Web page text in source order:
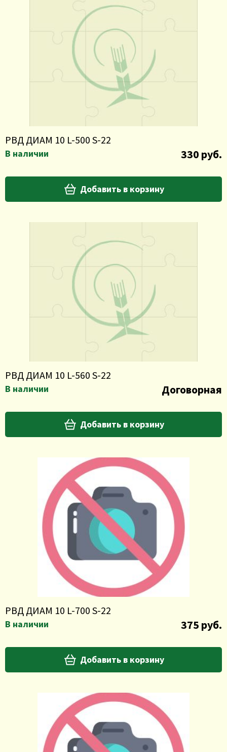
РВД ДИАМ 10 L-500 S-22
В наличии 330 руб.
Добавить в корзину
РВД ДИАМ 10 L-560 S-22
В наличии Договорная
Добавить в корзину
РВД ДИАМ 10 L-700 S-22
В наличии 375 руб.
Добавить в корзину